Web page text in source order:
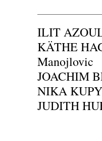
ILIT
KÄTHE
Manojlovic
JOACHIM
NIKA
JUDITH